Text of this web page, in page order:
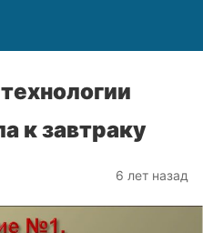
к завтраку
6 лет назад